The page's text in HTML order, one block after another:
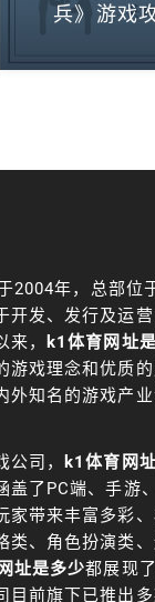
兵》游戏
2004年，总部位
开发、发行及运
，
k1体育网址
游戏理念和优质
外知名的游戏产
司，
k1体育网
盖了PC端、手游
带来丰富多彩、
类、角色扮演类
址是多少都展现
目前旗下已推出